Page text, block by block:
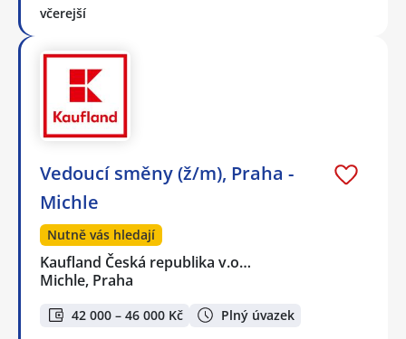
včerejší
Vedoucí směny (ž/m), Praha -
Michle
Nutně vás hledají
Kaufland Česká republika v.o…
Michle, Praha
42 000 – 46 000 Kč Plný úvazek